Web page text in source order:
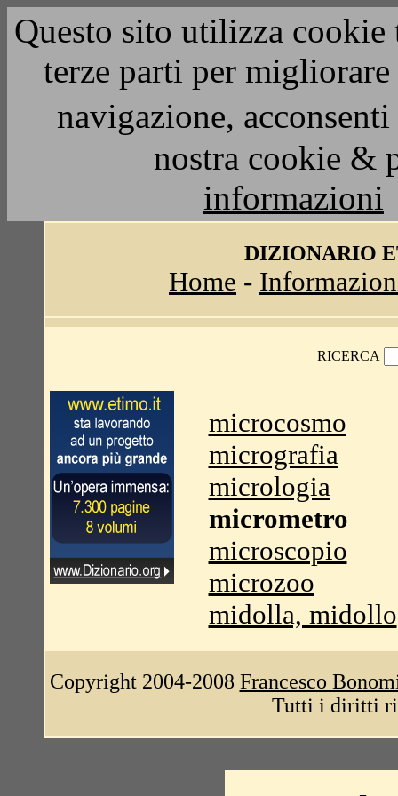
Questo sito utilizza
terze parti per
navigazione,
nostra cookie &
informazioni
DIZIONARIO
Home -
RICERCA
microcosmo
micrografia
micrologia
micrometro
microscopio
microzoo
midolla, midollo
Copyright 2004-2008 Francesco
Tutti i diritti